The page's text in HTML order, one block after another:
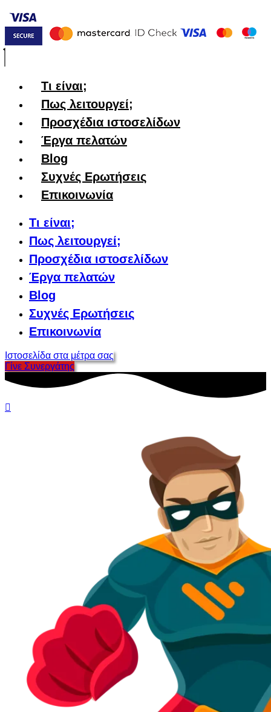
Τι είναι;
Πως λειτουργεί;
Προσχέδια ιστοσελίδων
Έργα πελατών
Blog
Συχνές Ερωτήσεις
Επικοινωνία
Τι είναι;
Πως λειτουργεί;
Προσχέδια ιστοσελίδων
Έργα πελατών
Blog
Συχνές Ερωτήσεις
Επικοινωνία
Ιστοσελίδα στα μέτρα σας
Γίνε Συνεργάτης